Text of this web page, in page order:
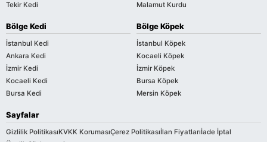
Tekir Kedi
Malamut Kurdu
Bölge Kedi
İstanbul Kedi
Ankara Kedi
İzmir Kedi
Kocaeli Kedi
Bursa Kedi
Bölge Köpek
İstanbul Köpek
Kocaeli Köpek
İzmir Köpek
Bursa Köpek
Mersin Köpek
Sayfalar
Gizlilik PolitikasıKVKK KorumasıÇerez Politikasıİlan Fiyatlarıİade İptal